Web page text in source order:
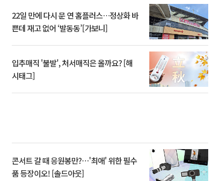
22일 만에 다시 문 연 홈플러스…정상화 바
쁜데 재고 없어 ‘발동동’[가보니]
입추매직 '불발', 처서매직은 올까요? [해
시태그]
콘서트 갈 때 응원봉만?⋯'최애' 위한 필수
품 등장이오! [솔드아웃]